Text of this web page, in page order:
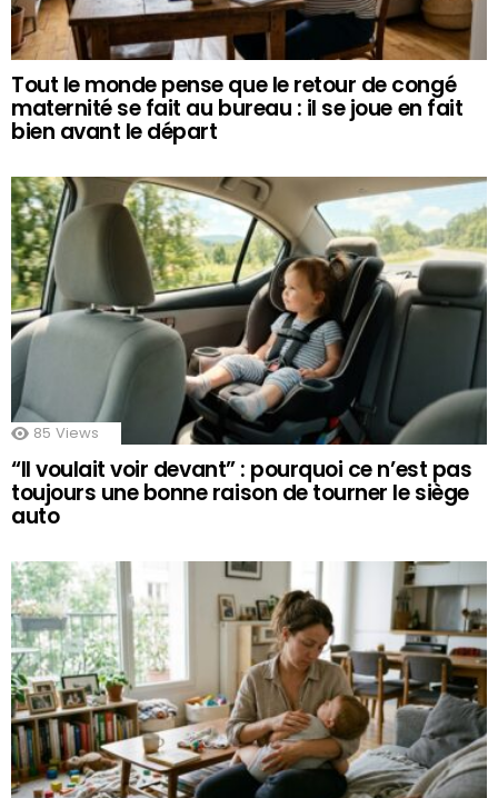
Tout le monde pense que le retour de congé
maternité se fait au bureau : il se joue en fait
bien avant le départ
85 Views
“Il voulait voir devant” : pourquoi ce n’est pas
toujours une bonne raison de tourner le siège
auto